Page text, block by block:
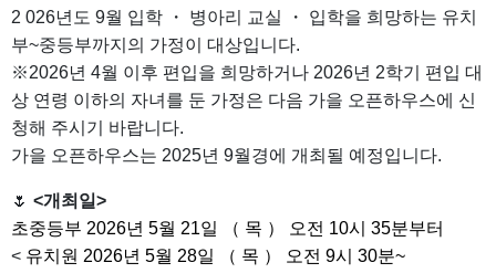
2 026년도 9월 입학 ・ 병아리 교실 ・ 입학을 희망하는 유치
부~중등부까지의 가정이 대상입니다.
※2026년 4월 이후 편입을 희망하거나 2026년 2학기 편입 대
상 연령 이하의 자녀를 둔 가정은 다음 가을 오픈하우스에 신
청해 주시기 바랍니다.
가을 오픈하우스는 2025년 9월경에 개최될 예정입니다.
🌷 <개최일>
초중등부 2026년 5월 21일 （ 목 ） 오전 10시 35분부터
< 유치원 2026년 5월 28일 （ 목 ） 오전 9시 30분~